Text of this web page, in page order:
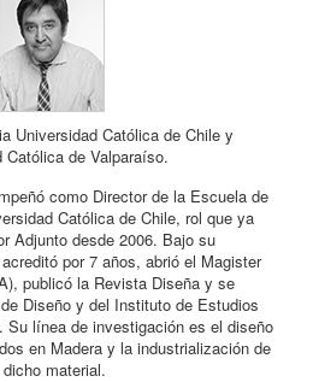
Universidad Católica de Chile y
de Valparaíso.
como Director de la Escuela de
Católica de Chile, rol que ya
Adjunto desde 2006. Bajo su
por 7 años, abrió el Magister
publicó la Revista Diseña y se
Diseño y del Instituto de Estudios
Su línea de investigación es el diseño
en Madera y la industrialización de
material.